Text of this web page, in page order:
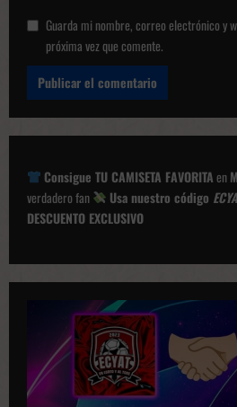
Guarda mi nombre, correo electrónico y
próxima vez que comente.
Consigue TU CAMISETA FAVORITAen
verdadero fan
Usa nuestro código
DESCUENTO EXCLUSIVO